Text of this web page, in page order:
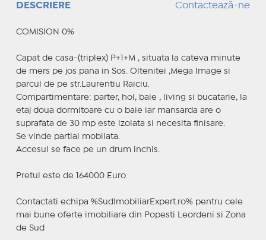
DESCRIERE Contactează-ne
COMISION 0%
Capat de casa-(triplex) P+1+M , situata la cateva minute
de mers pe jos pana in Sos. Oltenitei ,Mega Image si
parcul de pe str.Laurentiu Raiciu.
Compartimentare: parter, hol, baie , living si bucatarie, la
etaj doua dormitoare cu o baie iar mansarda are o
suprafata de 30 mp este izolata si necesita finisare.
Se vinde partial mobilata.
Accesul se face pe un drum inchis.
Pretul este de 164000 Euro
Contactati echipa %SudImobiliarExpert.ro% pentru cele
mai bune oferte imobiliare din Popesti Leordeni si Zona
de Sud